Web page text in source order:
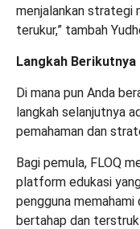
menjalankan strategi
terukur,” tambah
Langkah Berikutnya
Di mana pun Anda
langkah selanjutnya
pemahaman dan
Bagi pemula, FLOQ
platform edukasi
pengguna
bertahap dan